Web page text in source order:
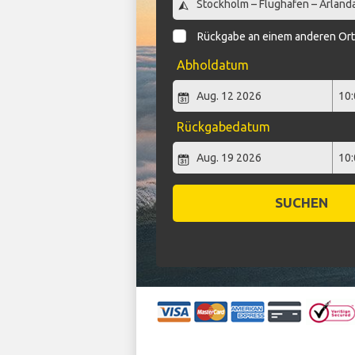
Rückgabe an einem anderen Ort
Abholdatum
Rückgabedatum
SUCHEN